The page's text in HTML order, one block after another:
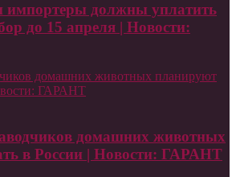
импортеры должны уплатить
до 15 апреля | Новости:
домашних животных планируют
ГАРАНТ
домашних животных
в России | Новости: ГАРАНТ